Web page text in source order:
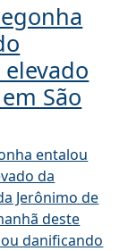
São
entalou
da
Jerônimo de
deste
danificando